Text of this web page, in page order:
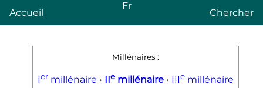
Accueil
Fr
Chercher
Millénaires :
Ier millénaire • IIe millénaire • IIIe millénaire